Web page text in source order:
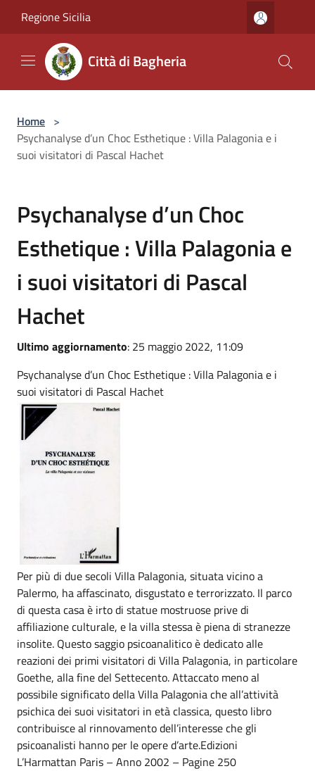
Regione Sicilia
Città di Bagheria
Home >
Psychanalyse d’un Choc Esthetique : Villa Palagonia e i
suoi visitatori di Pascal Hachet
Psychanalyse d’un Choc
Esthetique : Villa Palagonia e
i suoi visitatori di Pascal
Hachet
Ultimo aggiornamento: 25 maggio 2022, 11:09
Psychanalyse d’un Choc Esthetique : Villa Palagonia e i
suoi visitatori di Pascal Hachet
Per più di due secoli Villa Palagonia, situata vicino a
Palermo, ha affascinato, disgustato e terrorizzato. Il parco
di questa casa è irto di statue mostruose prive di
affiliazione culturale, e la villa stessa è piena di stranezze
insolite. Questo saggio psicoanalitico è dedicato alle
reazioni dei primi visitatori di Villa Palagonia, in particolare
Goethe, alla fine del Settecento. Attaccato meno al
possibile significato della Villa Palagonia che all’attività
psichica dei suoi visitatori in età classica, questo libro
contribuisce al rinnovamento dell’interesse che gli
psicoanalisti hanno per le opere d’arte.Edizioni
L’Harmattan Paris – Anno 2002 – Pagine 250